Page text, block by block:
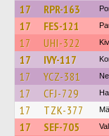
17 RPR-163
17 FES-121
17 UHI-322
17 IVY-117
17 YCZ-381
17 CFJ-729
17 TZK-377
17 SEF-705